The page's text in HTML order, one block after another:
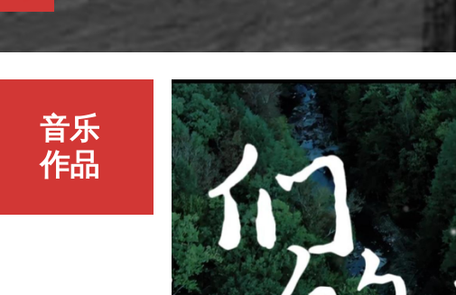
音乐
作品